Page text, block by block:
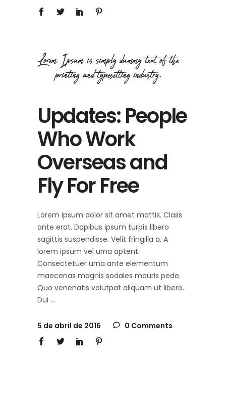
Updates: People
Who Work
Overseas and
Fly For Free
Lorem ipsum dolor sit amet mattis. Class
ante erat. Dapibus ipsum turpis libero
sagittis suspendisse. Velit fringilla a. A
lorem ipsum vel urna aptent.
Consectetuer urna ante elementum
maecenas magnis sodales mauris pede.
Quo venenatis volutpat aliquam ut libero.
Dui
5 de abril de 2016 0 Comments